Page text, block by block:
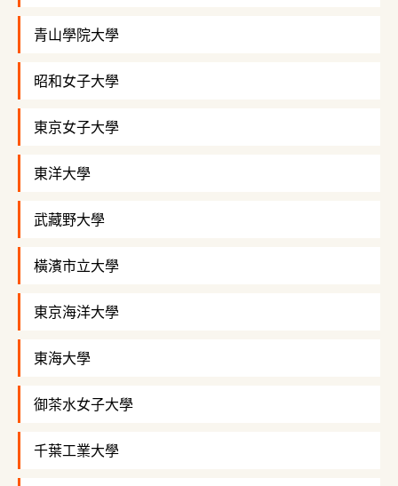
青山學院大學
昭和女子大學
東京女子大學
東洋大學
武藏野大學
橫濱市立大學
東京海洋大學
東海大學
御茶水女子大學
千葉工業大學